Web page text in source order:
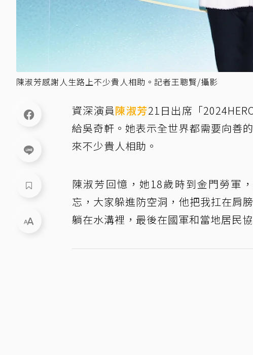
陳淑芳感謝人生路上不少貴人相助。記者王聰賢/攝影
資深演員陳淑芳21日出席「
給吳奇軒。她表示全世界都需要向善
來不少貴人相助。
陳淑芳回憶，她18歲時到金門勞軍
忘，大家躲進防空洞，他把我扛在肩
躺在水溝裡，最後在國軍和當地居民